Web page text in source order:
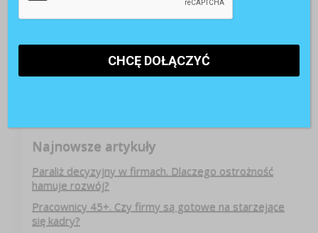
Najnowsze artykuły
Paraliż decyzyjny w firmach. Dlaczego ostrożność
hamuje rozwój?
Pracownicy 45+. Czy firmy są gotowe na starzejące
się kadry?